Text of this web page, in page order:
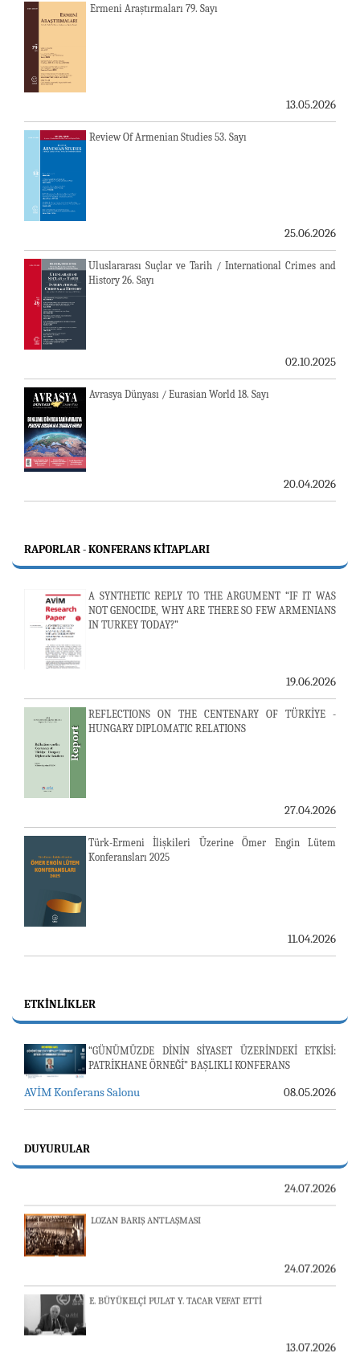
Ermeni Araştırmaları 79. Sayı
13.05.2026
Review Of Armenian Studies 53. Sayı
25.06.2026
Uluslararası Suçlar ve Tarih / International Crimes and
History 26. Sayı
02.10.2025
Avrasya Dünyası / Eurasian World 18. Sayı
20.04.2026
RAPORLAR - KONFERANS KITAPLARI
A SYNTHETIC REPLY TO THE ARGUMENT “IF IT WAS
NOT GENOCIDE, WHY ARE THERE SO FEW ARMENIANS
IN TURKEY TODAY?”
19.06.2026
REFLECTIONS ON THE CENTENARY OF TÜRKİYE -
HUNGARY DIPLOMATIC RELATIONS
27.04.2026
Türk-Ermeni İlişkileri Üzerine Ömer Engin Lütem
Konferansları 2025
11.04.2026
ETKINLIKLER
“GÜNÜMÜZDE DİNİN SİYASET ÜZERİNDEKİ ETKİSİ:
PATRİKHANE ÖRNEĞİ” BAŞLIKLI KONFERANS
AVİM Konferans Salonu 08.05.2026
DUYURULAR
"REVIEW OF ARMENIAN STUDIES (RAS)" DERGİSİ'NİN